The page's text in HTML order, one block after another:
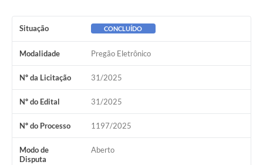
Via Rápida Empresa
Itinerário do Transporte Público de Itápolis
Documentos
Distritos
Água de Qualidade
Gasoduto (Gás Natural)
Situação CONCLUÍDO
Modalidade Pregão Eletrônico
Nº da Licitação 31/2025
Nº do Edital 31/2025
Nº do Processo 1197/2025
Modo de
Disputa
Aberto